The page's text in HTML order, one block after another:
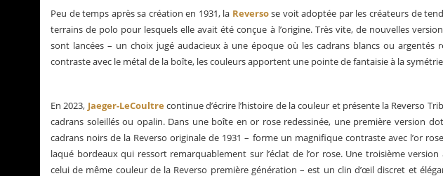
Peu de temps après sa création en 1931, la Reversose voit adoptée par les créateurs de
terrains de polo pour lesquels elle avait été conçue à l’origine. Très vite, de nouvelles
sont lancées – un choix jugé audacieux à une époque où les cadrans blancs ou argentés
contraste avec le métal de la boîte, les couleurs apportent une pointe de fantaisie à la
En 2023, Jaeger-LeCoultre continue d’écrire l’histoire de la couleur et présente la Reverso
cadrans soleillés ou opalin. Dans une boîte en or rose redessinée, une première version
cadrans noirs de la Reverso originale de 1931 – forme un magnifique contraste avec l’or
laqué bordeaux qui ressort remarquablement sur l’éclat de l’or rose. Une troisième
celui de même couleur de la Reverso première génération – est un clin d’œil discret et